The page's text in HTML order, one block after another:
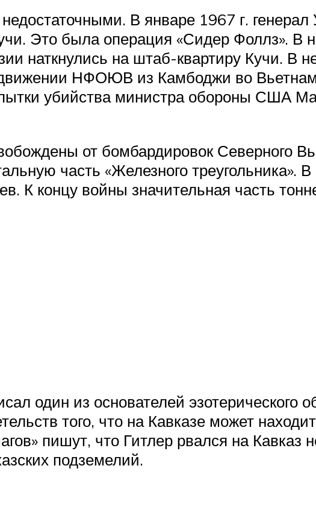
В январе 1967 г.
Это была операция «Сидер Фоллз». В
наткнулись на штаб-квартиру Кучи. В
НФОЮВ из Камбоджи во
убийства министра обороны США
от бомбардировок Северного
часть «Железного треугольника».
К концу войны значительная часть
один из основателей
того, что на Кавказе может
пишут, что Гитлер рвался на Кавказ
подземелий.